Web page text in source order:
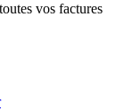
vos factures